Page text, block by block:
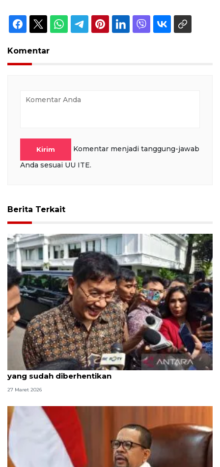
Komentar
Kirim
Komentar menjadi tanggung-jawab
Anda sesuai UU ITE.
Berita Terkait
Menkeu tindak oknum gunakan vendor Coretax
yang sudah diberhentikan
27 Maret 2026